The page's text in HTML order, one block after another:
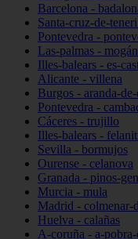
Barcelona -
Santa-cruz-de-
Pontevedra -
Las-palmas - mogán
Illes-balears - es-
Alicante - villena
Burgos - aranda-
Pontevedra -
Cáceres - trujillo
Illes-balears -
Sevilla - bormujos
Ourense - celanova
Granada - pinos-
Murcia - mula
Madrid - colmenar-
Huelva - calañas
A-coruña - a-